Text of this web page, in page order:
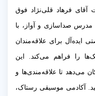
آقای فرهاد قلی‌نژاد فوق
مدرس صداسازی و آواز، با
ایده‌آل برای علاقه‌مندان
را فراهم می‌کند. این
می‌دهد تا علاقه‌مندی‌ها و
آکادمی موسیقی رستاک،